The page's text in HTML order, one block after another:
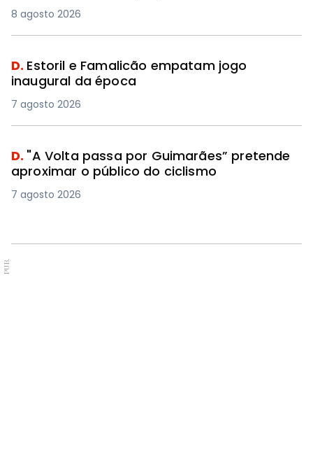
8 agosto 2026
D. Estoril e Famalicão empatam jogo
inaugural da época
7 agosto 2026
D. "A Volta passa por Guimarães” pretende
aproximar o público do ciclismo
7 agosto 2026
PUB.